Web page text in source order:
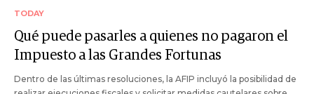
TODAY
Qué puede pasarles a quienes no pagaron el
Impuesto a las Grandes Fortunas
Dentro de las últimas resoluciones, la AFIP incluyó la posibilidad de